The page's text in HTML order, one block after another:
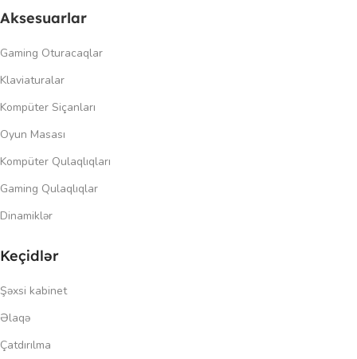
Aksesuarlar
Gaming Oturacaqlar
Klaviaturalar
Kompüter Siçanları
Oyun Masası
Kompüter Qulaqlıqları
Gaming Qulaqlıqlar
Dinamiklər
Keçidlər
Şəxsi kabinet
Əlaqə
Çatdırılma